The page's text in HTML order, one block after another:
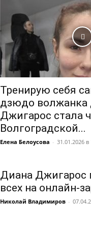
Тренирую себя
дзюдо волжанка
Джигарос стала
Волгоградской...
Елена Белоусова - 31.01.2026 в
Диана Джигарос
всех на онлайн-
Николай Владимиров -